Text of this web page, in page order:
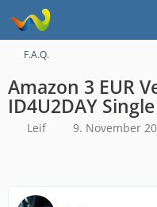
F.A.Q.
Amazon 3 EUR
ID4U2DAY Single
Leif 9. November